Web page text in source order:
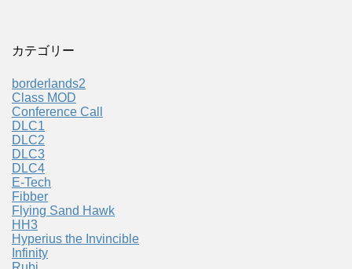
カテゴリー
borderlands2
Class MOD
Conference Call
DLC1
DLC2
DLC3
DLC4
E-Tech
Fibber
Flying Sand Hawk
HH3
Hyperius the Invincible
Infinity